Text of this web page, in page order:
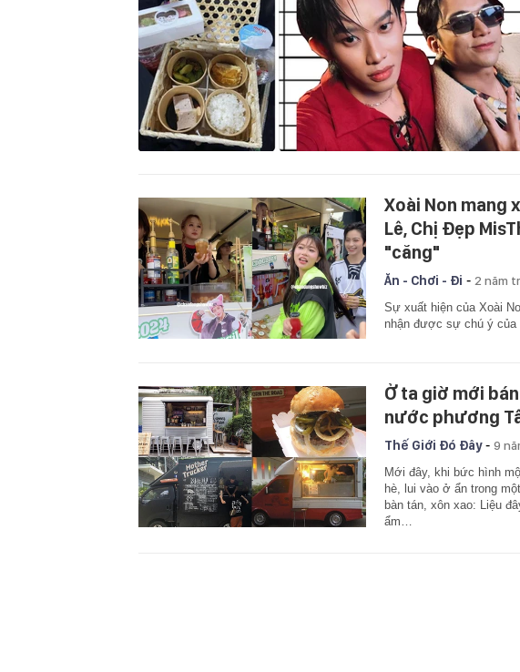
Xoài Non mang
Lê, Chị Đẹp
"căng"
Ăn - Chơi - Đi - 2 năm
Sự xuất hiện của Xoài
nhận được sự chú ý của
Ở ta giờ mới
nước phương
Thế Giới Đó Đây- 9
Mới đây, khi bức hình
hè, lui vào ở ẩn trong
bàn tán, xôn xao: Liệu
ẩm…